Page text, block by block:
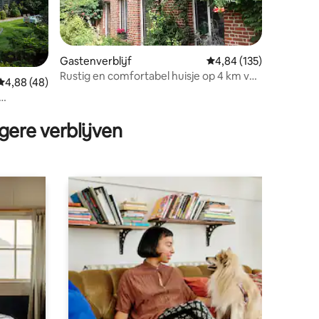
beoordeling van 4,88 op 5, 48 recensies
4,88 (48)
Gastenverblijf Gemiddelde
4,84 (135)
Rustig en comfortabel huisje op 4 km van
verblijven